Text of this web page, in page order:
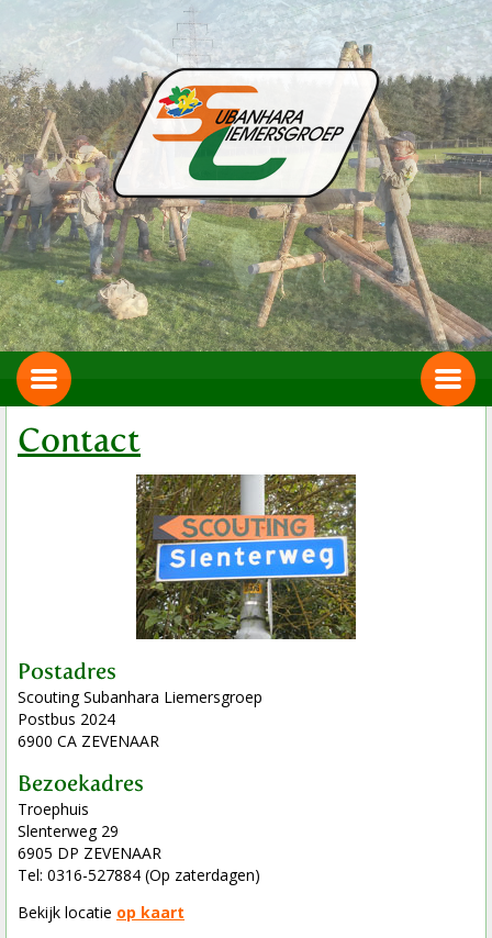
Contact
Postadres
Scouting Subanhara Liemersgroep
Postbus 2024
6900 CA ZEVENAAR
Bezoekadres
Troephuis
Slenterweg 29
6905 DP ZEVENAAR
Tel: 0316-527884 (Op zaterdagen)
Bekijk locatie op kaart